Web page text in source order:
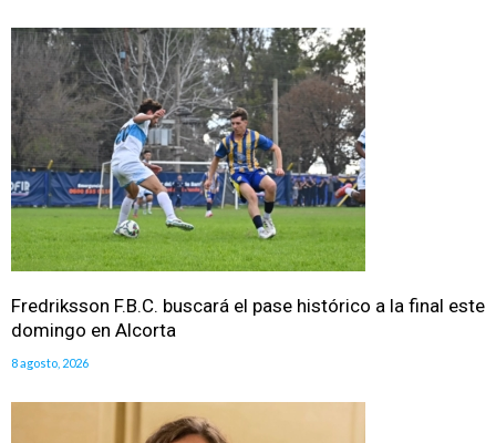
Fredriksson F.B.C. buscará el pase histórico a la final este
domingo en Alcorta
8 agosto, 2026